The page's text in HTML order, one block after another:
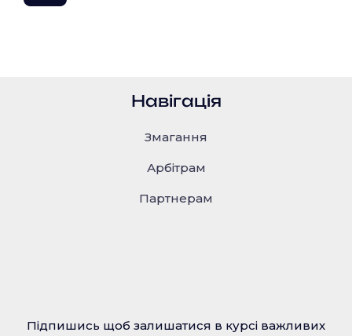
Навігація
Змагання
Арбітрам
Партнерам
Підпишись щоб залишатися в курсі важливих